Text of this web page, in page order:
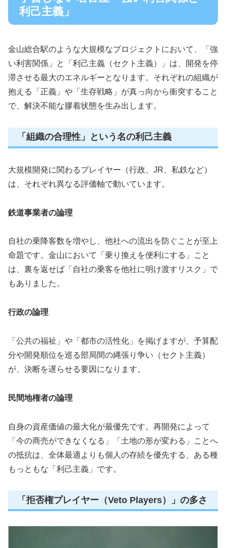
利己主義」
金山総合駅のような大規模なプロジェクトにおいて、「強
い利害関係」と「利己主義（セクト主義）」は、開発を停
滞させる最大のエネルギーとなります。それぞれの組織が
抱える「正義」や「生存戦略」が真っ向から衝突すること
で、解決不能な膠着状態を生み出します。
「組織の合理性」という名の利己主義
大規模開発に関わるプレイヤー（行政、JR、私鉄など）
は、それぞれ異なる評価軸で動いています。
鉄道事業者の論理
自社の乗降客数を増やし、他社への流出を防ぐことが至上
命題です。金山において「乗り換えを便利にする」こと
は、裏を返せば「自社の乗客を他社に明け渡すリスク」で
もありました。
行政の論理
「公共の福祉」や「都市の活性化」を掲げますが、予算配
分や開発順位を巡る部局間の縄張り争い（セクト主義）
が、決断を遅らせる要因になります。
民間地権者の論理
自身の資産価値の最大化が最優先です。再開発によって
「今の商売ができなくなる」「土地の形が変わる」ことへ
の抵抗は、全体最適よりも個人の存続を優先する、ある種
もっともな「利己主義」です。
「拒否権プレイヤー（Veto Players）」の多さ